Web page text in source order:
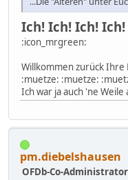
Ich! Ich! Ich!
:icon_mrgreen:
Willkommen zurück Ihre
:muetze: :muetze:
Ich war ja auch 'ne Weile
pm.diebelshausen
OFDb-Co-Administrator